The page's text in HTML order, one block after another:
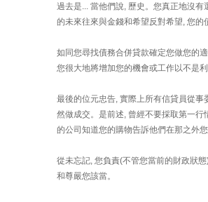
過去是... 當他們說, 歷史。您真正地沒
的未來往來與金錢和希望反對希望, 您的
如同您尋找債務合併貸款確定您做您的
您很大地將增加您的機會或工作以不是
最後的位元忠告, 實際上所有信貸員從
然做成交。是前述, 曾經不要採取第一
的公司知道您的購物告訴他們在那之外
從未忘記, 您負責(不管您當前的財政狀
和尊嚴您該當。